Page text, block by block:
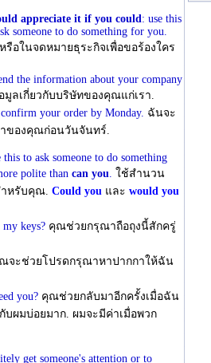
appreciate it if you could: use this
someone to do something for you.
อในจดหมายธุระกิจเพื่อขอร้องใคร
the information about your company
ลเกี่ยวกับบริษัทของคุณแก่เรา.
confirm your order by Monday. ฉันจะ
ของคุณก่อนวันจันทร์.
this to ask someone to do something
polite than can you. ใช้สํานวน
าหรับคุณ. Could you และ would you
keys? คุณช่วยกรุณาถือถุงนี้สักครู่
จะช่วยโปรดกรุณาหาปากกาให้ฉัน
you? คุณช่วยกลับมาอีกครั้งเมื่อฉัน
ผมบ่อยมาก. ผมจะมีค่าเมื่อพวก
get someone's attention or to